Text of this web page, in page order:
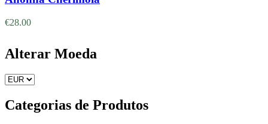
€28.00
Alterar Moeda
Categorias de Produtos